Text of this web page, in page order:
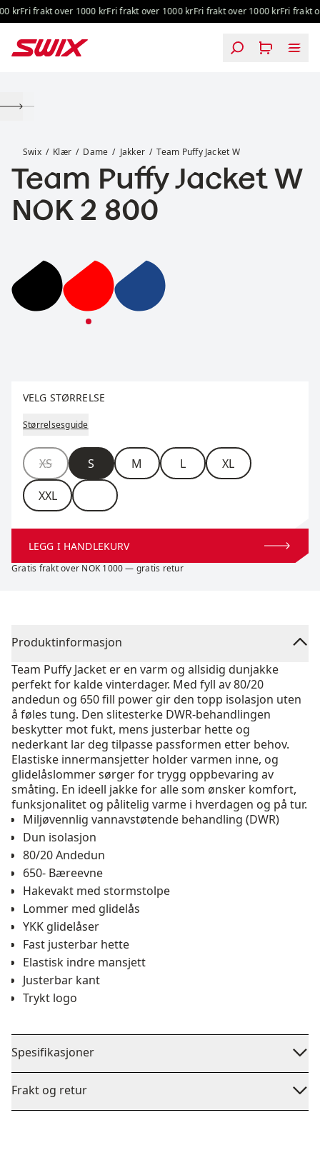
Hopp til innhold
krFri frakt over 1000 krFri frakt over 1000 krFri frakt over 1000 krFri frakt
Swix Klær Dame Jakker Team Puffy Jacket W
Team Puffy Jacket W
Pris:
NOK 2 800
Team Puffy Jacket WTeam Puffy Jacket WTeam Puffy Jacket W
VELG STØRRELSE
Størrelsesguide
Størrelse
XS S M L XL
XXL
LEGG I HANDLEKURV
Gratis frakt over NOK 1000 — gratis retur
Produktinformasjon
Team Puffy Jacket er en varm og allsidig dunjakke
perfekt for kalde vinterdager. Med fyll av 80/20
andedun og 650 fill power gir den topp isolasjon uten
å føles tung. Den slitesterke DWR-behandlingen
beskytter mot fukt, mens justerbar hette og
nederkant lar deg tilpasse passformen etter behov.
Elastiske inner­mansjetter holder varmen inne, og
glidelåslommer sørger for trygg oppbevaring av
småting. En ideell jakke for alle som ønsker komfort,
funksjonalitet og pålitelig varme i hverdagen og på tur.
Miljøvennlig vannavstøtende behandling (DWR)
Dun isolasjon
80/20 Andedun
650- Bæreevne
Hakevakt med stormstolpe
Lommer med glidelås
YKK glidelåser
Fast justerbar hette
Elastisk indre mansjett
Justerbar kant
Trykt logo
Spesifikasjoner
Frakt og retur